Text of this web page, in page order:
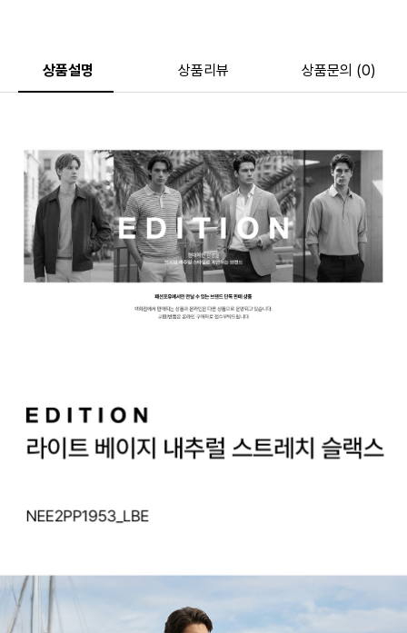
상품설명 상품리뷰 상품문의 (0)